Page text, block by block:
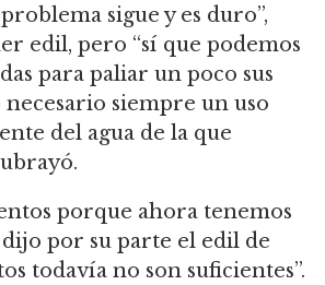
sigue y es duro”,
edil, pero “sí que podemos
para paliar un poco sus
necesario siempre un uso
del agua de la que
porque ahora tenemos
dijo por su parte el edil de
todavía no son suficientes”.